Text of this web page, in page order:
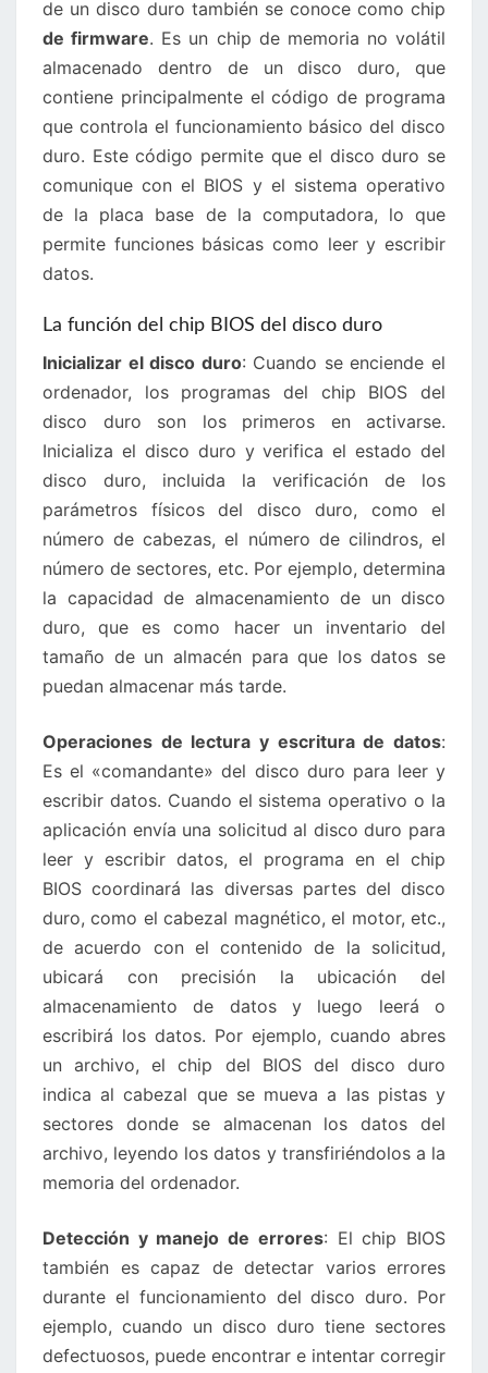
de un disco duro también se conoce como chip
de firmware. Es un chip de memoria no volátil
almacenado dentro de un disco duro, que
contiene principalmente el código de programa
que controla el funcionamiento básico del disco
duro. Este código permite que el disco duro se
comunique con el BIOS y el sistema operativo
de la placa base de la computadora, lo que
permite funciones básicas como leer y escribir
datos.
La función del chip BIOS del disco duro
Inicializar el disco duro: Cuando se enciende el
ordenador, los programas del chip BIOS del
disco duro son los primeros en activarse.
Inicializa el disco duro y verifica el estado del
disco duro, incluida la verificación de los
parámetros físicos del disco duro, como el
número de cabezas, el número de cilindros, el
número de sectores, etc. Por ejemplo, determina
la capacidad de almacenamiento de un disco
duro, que es como hacer un inventario del
tamaño de un almacén para que los datos se
puedan almacenar más tarde.
Operaciones de lectura y escritura de datos:
Es el «comandante» del disco duro para leer y
escribir datos. Cuando el sistema operativo o la
aplicación envía una solicitud al disco duro para
leer y escribir datos, el programa en el chip
BIOS coordinará las diversas partes del disco
duro, como el cabezal magnético, el motor, etc.,
de acuerdo con el contenido de la solicitud,
ubicará con precisión la ubicación del
almacenamiento de datos y luego leerá o
escribirá los datos. Por ejemplo, cuando abres
un archivo, el chip del BIOS del disco duro
indica al cabezal que se mueva a las pistas y
sectores donde se almacenan los datos del
archivo, leyendo los datos y transfiriéndolos a la
memoria del ordenador.
Detección y manejo de errores: El chip BIOS
también es capaz de detectar varios errores
durante el funcionamiento del disco duro. Por
ejemplo, cuando un disco duro tiene sectores
defectuosos, puede encontrar e intentar corregir